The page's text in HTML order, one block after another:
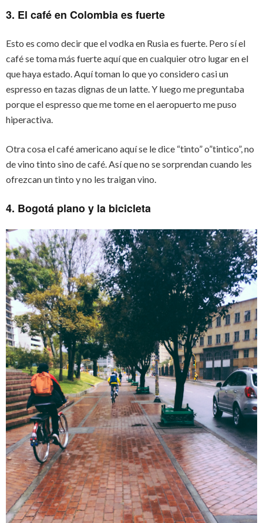
3. El café en Colombia es fuerte
Esto es como decir que el vodka en Rusia es fuerte. Pero sí el
café se toma más fuerte aquí que en cualquier otro lugar en el
que haya estado. Aquí toman lo que yo considero casi un
espresso en tazas dignas de un latte. Y luego me preguntaba
porque el espresso que me tome en el aeropuerto me puso
hiperactiva.
Otra cosa el café americano aquí se le dice “tinto” o”tintico”, no
de vino tinto sino de café. Así que no se sorprendan cuando les
ofrezcan un tinto y no les traigan vino.
4. Bogotá plano y la bicicleta